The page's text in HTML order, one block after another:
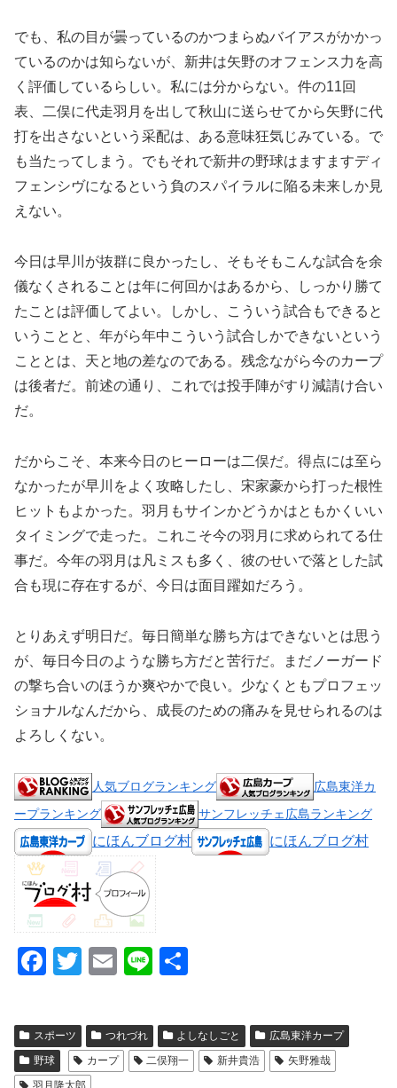
でも、私の目が曇っているのかつまらぬバイアスがかかっ
ているのかは知らないが、新井は矢野のオフェンス力を高
く評価しているらしい。私には分からない。件の11回
表、二俣に代走羽月を出して秋山に送らせてから矢野に代
打を出さないという采配は、ある意味狂気じみている。で
も当たってしまう。でもそれで新井の野球はますますディ
フェンシヴになるという負のスパイラルに陥る未来しか見
えない。
今日は早川が抜群に良かったし、そもそもこんな試合を余
儀なくされることは年に何回かはあるから、しっかり勝て
たことは評価してよい。しかし、こういう試合もできると
いうことと、年がら年中こういう試合しかできないという
こととは、天と地の差なのである。残念ながら今のカープ
は後者だ。前述の通り、これでは投手陣がすり減請け合い
だ。
だからこそ、本来今日のヒーローは二俣だ。得点には至ら
なかったが早川をよく攻略したし、宋家豪から打った根性
ヒットもよかった。羽月もサインかどうかはともかくいい
タイミングで走った。これこそ今の羽月に求められてる仕
事だ。今年の羽月は凡ミスも多く、彼のせいで落とした試
合も現に存在するが、今日は面目躍如だろう。
とりあえず明日だ。毎日簡単な勝ち方はできないとは思う
が、毎日今日のような勝ち方だと苦行だ。まだノーガード
の撃ち合いのほうか爽やかで良い。少なくともプロフェッ
ショナルなんだから、成長のための痛みを見せられるのは
よろしくない。
人気ブログランキング
広島東洋カ
ープランキング
サンフレッチェ広島ランキング
にほんブログ村 にほんブログ村
F
c
e
b
T
tt
er
E
ail
Li
e
スポーツ つれづれ よしなしごと
広島東洋カープ
野球
カープ 二俣翔一 新井貴浩
矢野雅哉